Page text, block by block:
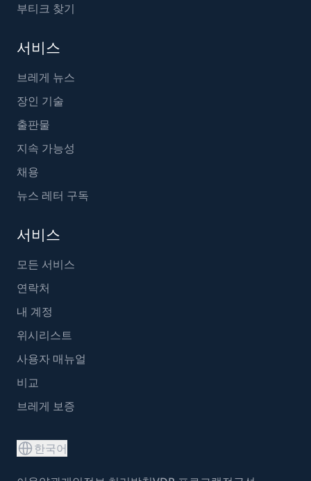
부티크 찾기
서비스
브레게 뉴스
장인 기술
출판물
지속 가능성
채용
뉴스 레터 구독
서비스
모든 서비스
연락처
내 계정
위시리스트
사용자 매뉴얼
비교
브레게 보증
한국어